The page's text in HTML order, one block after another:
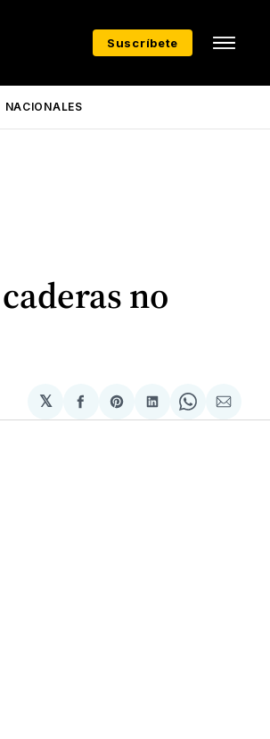
Suscríbete
NACIONALES
no
𝕏
Compartir
en
Share
on
Compartir
en
Share
on
via